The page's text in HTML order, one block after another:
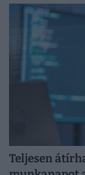
Teljesen